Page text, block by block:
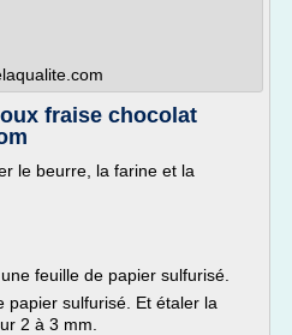
fraise chocolat
le beurre, la farine et la
feuille de papier sulfurisé.
papier sulfurisé. Et étaler la
2 à 3 mm.